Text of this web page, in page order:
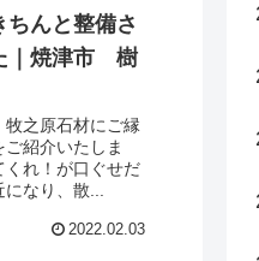
んと整備さ
｜焼津市 樹
之原石材にご縁
紹介いたしま
くれ！が口ぐせだ
なり、散...
2022.02.03